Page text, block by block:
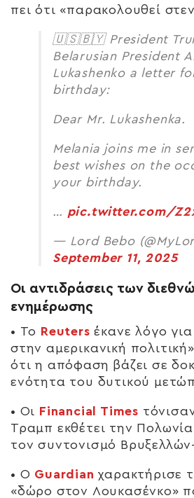
πει ότι «παρακολουθεί
🇺🇸🇧🇾 President
Belarusian President
Lukashenko a letter
birthday:
Dear Mr. Lukashenka.
Melania joins me in
best wishes on the
your birthday.
… pic.twitter.com/
— Lord Bebo
September 11, 2025
Οι αντιδράσεις των
ενημέρωσης
• Το Reuters έκανε λόγο
στην αμερικανική
ότι η απόφαση βάζει σε
ενότητα του δυτικού
• Οι Financial Times
Τραμπ εκθέτει την
τον συντονισμό
• Ο Guardian χαρακτήρισε
«δώρο στον Λουκασένκο»